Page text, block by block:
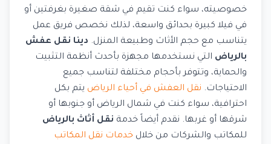
خصوصيته، سواء كنت تقيم في شقة صغيرة بغرفتين أو
في فيلا كبيرة بحدائق واسعة، لذلك نخصص فريق عمل
يتناسب مع حجم الأثاث وطبيعة المنزل. دينا نقل عفش
بالرياض التي نستخدمها مجهزة بأحدث أنظمة التثبيت
والحماية، وتتوفر بأحجام مختلفة لتناسب جميع
الاحتياجات. نقل العفش في أحياء الرياض يتم بكل
احترافية، سواء كنت في شمال الرياض أو جنوبها أو
شرقها أو غربها. نقدم أيضاً خدمة نقل أثاث بالرياض
للمكاتب والشركات من خلال خدمات نقل المكاتب